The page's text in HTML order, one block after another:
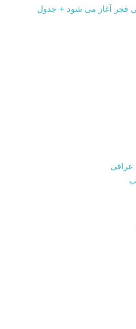
فجر آغاز می شود + جدول
عراقی